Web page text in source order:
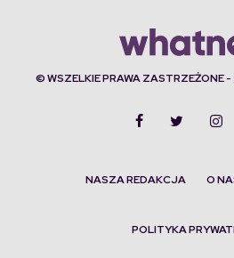
© WSZELKIE PRAWA
NASZA REDAKCJA O
POLITYKA